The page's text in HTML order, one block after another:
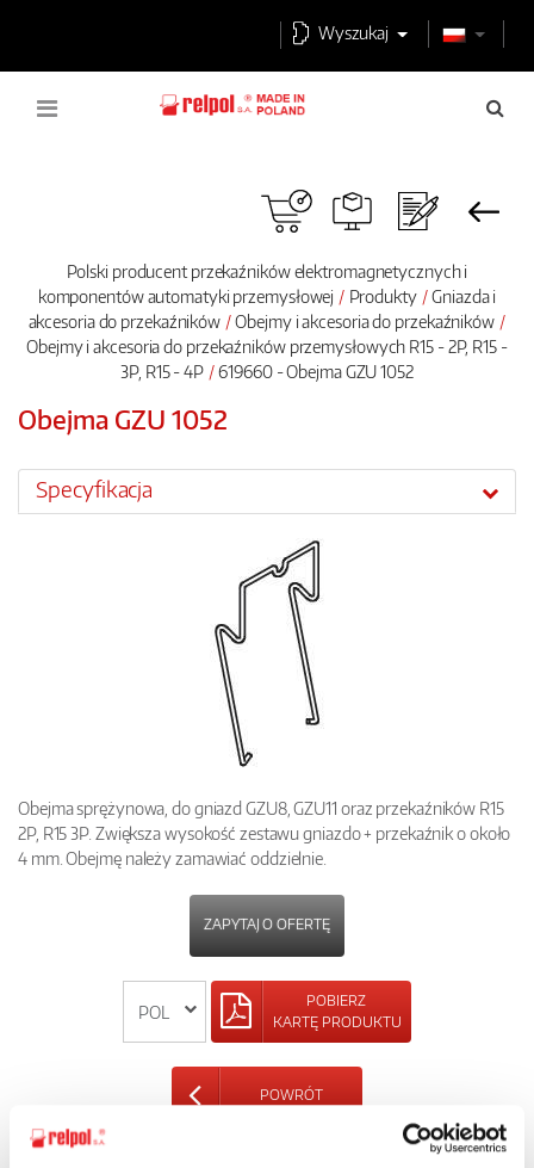
Wyszukaj
Polski producent przekaźników elektromagnetycznych i
komponentów automatyki przemysłowej
Produkty
Gniazda i
akcesoria do przekaźników
Obejmy i akcesoria do przekaźników
Obejmy i akcesoria do przekaźników przemysłowych R15 - 2P, R15 -
3P, R15 - 4P
619660 - Obejma GZU 1052
Obejma GZU 1052
Specyfikacja
Obejma sprężynowa, do gniazd GZU8, GZU11 oraz przekaźników R15
2P, R15 3P. Zwiększa wysokość zestawu gniazdo + przekaźnik o około
4 mm. Obejmę należy zamawiać oddzielnie.
ZAPYTAJ O OFERTĘ
POBIERZ
KARTĘ PRODUKTU
POWRÓT